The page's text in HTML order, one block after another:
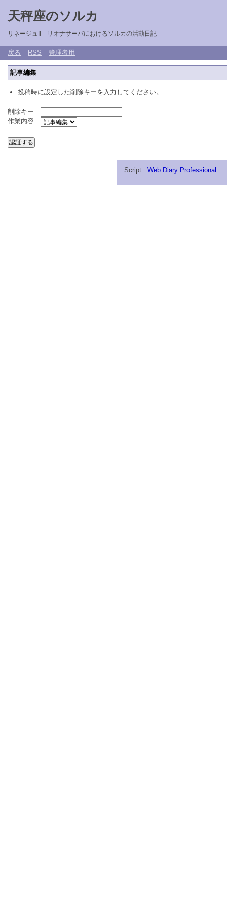
天秤座のソルカ
リネージュII リオナサーバにおけるソルカの活動日記
戻る RSS 管理者用
記事編集
投稿時に設定した削除キーを入力してください。
削除キー
作業内容
Script : Web Diary Professional